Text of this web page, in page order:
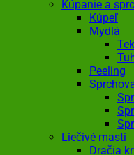
Kúpanie a
Kúpeľ
Mydlá
Peeling
Liečivé masti
Dračia